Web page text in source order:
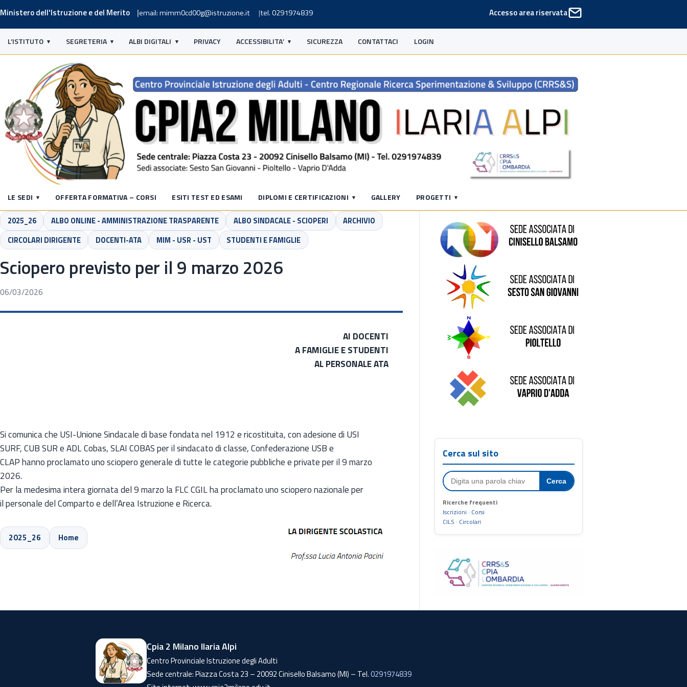
Ministero dell'Istruzione e del Merito email: mimm0cd00g@istruzione.it tel. 0291974839 Accesso area riservata
L’ISTITUTO SEGRETERIA ALBI DIGITALI PRIVACY ACCESSIBILITA’ SICUREZZA CONTATTACI LOGIN
LE SEDI OFFERTA FORMATIVA – CORSI ESITI TEST ED ESAMI DIPLOMI E CERTIFICAZIONI GALLERY PROGETTI
2025_26 ALBO ONLINE - AMMINISTRAZIONE TRASPARENTE ALBO SINDACALE - SCIOPERI
ARCHIVIO
CIRCOLARI DIRIGENTE
DOCENTI-ATA MIM - USR - UST STUDENTI E FAMIGLIE
Sciopero previsto per il 9 marzo 2026
06/03/2026
AI DOCENTI
A FAMIGLIE E STUDENTI
AL PERSONALE ATA
Si comunica che USI-Unione Sindacale di base fondata nel 1912 e ricostituita, con adesione di USI
SURF, CUB SUR e ADL Cobas, SLAI COBAS per il sindacato di classe, Confederazione USB e
CLAP hanno proclamato uno sciopero generale di tutte le categorie pubbliche e private per il 9 marzo
2026.
Per la medesima intera giornata del 9 marzo la FLC CGIL ha proclamato uno sciopero nazionale per
il personale del Comparto e dell’Area Istruzione e Ricerca.
2025_26 Home
Sede di Cinisello Balsamo
Sede di Sesto San Giovanni
Sede di Pioltello
Sede di Vaprio D'Adda
Cerca sul sito
Cerca
Ricerche frequenti
Iscrizioni · Corsi
CILS · Circolari
Cpia 2 Milano Ilaria Alpi
Centro Provinciale Istruzione degli Adulti
Sede centrale: Piazza Costa 23 – 20092 Cinisello Balsamo (MI) – Tel.0291974839